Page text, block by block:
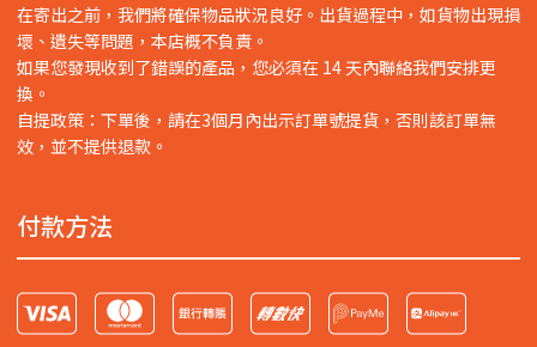
在寄出之前，我們將確保物品狀況良好。出貨過程中，如貨物出現損
壞、遺失等問題，本店概不負責。
如果您發現收到了錯誤的產品，您必須在 14 天內聯絡我們安排更
換。
自提政策：下單後，請在3個月內出示訂單號提貨，否則該訂單無
效，並不提供退款。
付款方法